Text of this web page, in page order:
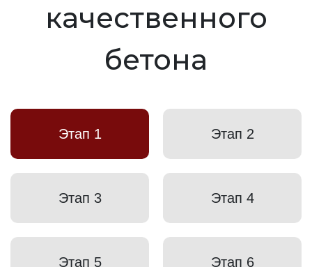
качественного
бетона
Этап 1 Этап 2
Этап 3 Этап 4
Этап 5 Этап 6